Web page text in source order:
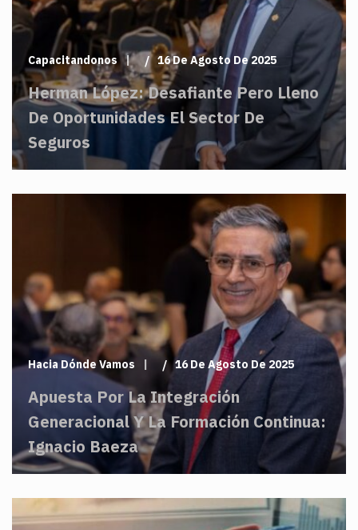
Capacitandonos 16 De Agosto De 2025
Herman López: Desafiante Pero Lleno
De Oportunidades El Sector De
Seguros
Hacia Dónde Vamos 16 De Agosto De 2025
Apuesta Por La Integración
Generacional Y La Formación Continua:
Ignacio Baeza